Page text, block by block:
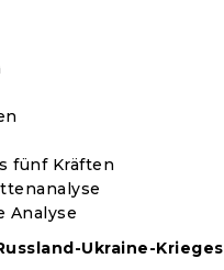
fünf Kräften
Analyse
Ukraine-Krieges